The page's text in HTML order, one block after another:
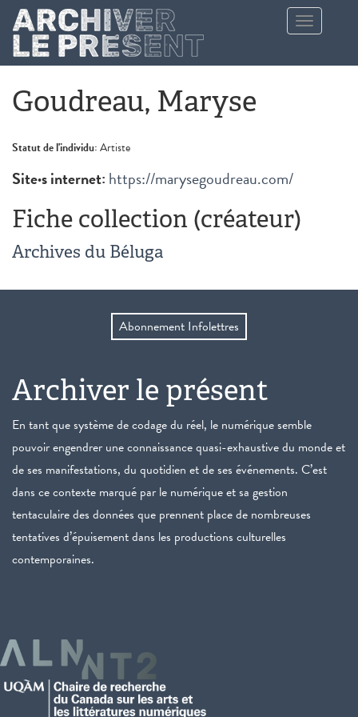
Aller au contenu principal
Toggle
navigation
Goudreau, Maryse
Statut de l'individu:Artiste
Site·s internet: https://marysegoudreau.com/
Fiche collection (créateur)
Archives du Béluga
Abonnement Infolettres
Archiver le présent
En tant que système de codage du réel, le numérique semble
pouvoir engendrer une connaissance quasi-exhaustive du monde et
de ses manifestations, du quotidien et de ses événements. C’est
dans ce contexte marqué par le numérique et sa gestion
tentaculaire des données que prennent place de nombreuses
tentatives d’épuisement dans les productions culturelles
contemporaines.